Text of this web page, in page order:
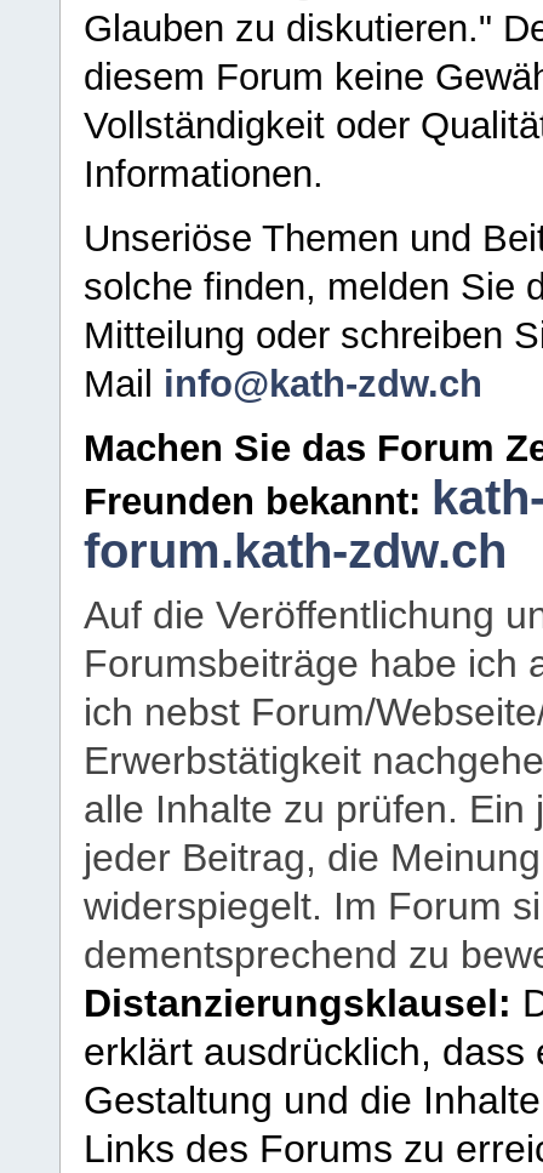
Glauben zu diskutieren."
diesem Forum keine
Vollständigkeit oder
Informationen.
Unseriöse Themen und
solche finden, melden Sie
Mitteilung oder schreiben
Mail info@kath-zdw.ch
Machen Sie das Forum
Freunden bekannt:
forum.kath-zdw.ch
Auf die Veröffentlichung
Forumsbeiträge habe ich
ich nebst Forum/
Erwerbstätigkeit
alle Inhalte zu prüfen.
jeder Beitrag, die
widerspiegelt. Im Forum
dementsprechend zu
Distanzierungsklausel:
erklärt ausdrücklich,
Gestaltung und die
Links des Forums zu